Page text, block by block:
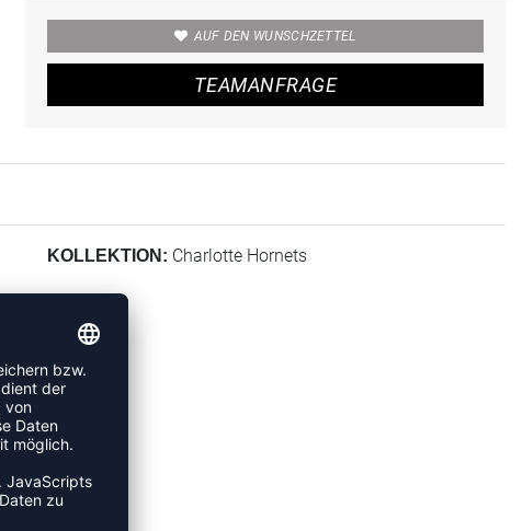
AUF DEN WUNSCHZETTEL
TEAMANFRAGE
KOLLEKTION: Charlotte Hornets